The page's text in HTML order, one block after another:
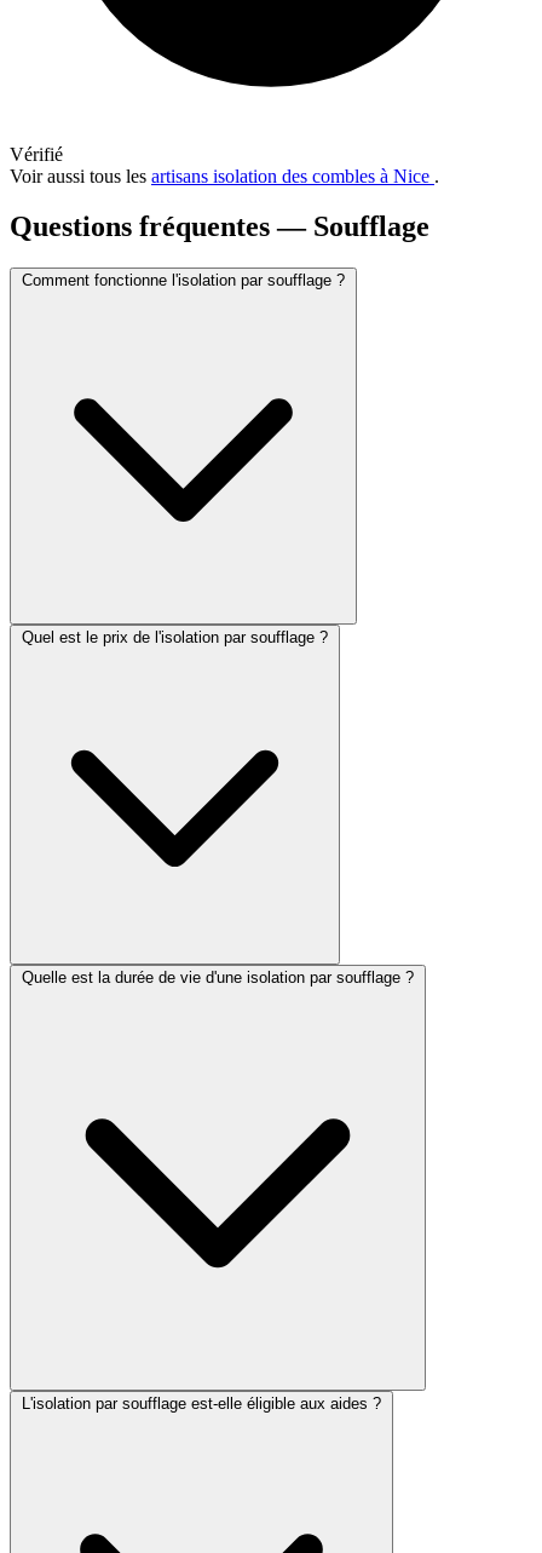
Vérifié
Voir aussi tous les artisans isolation des combles à Nice .
Questions fréquentes — Soufflage
Comment fonctionne l'isolation par soufflage ?
Quel est le prix de l'isolation par soufflage ?
Quelle est la durée de vie d'une isolation par soufflage ?
L'isolation par soufflage est-elle éligible aux aides ?